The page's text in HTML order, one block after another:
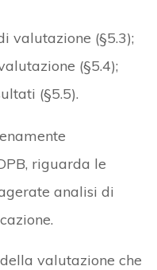
valutazione (§5.3);
(§5.4);
(§5.5).
riguarda le
analisi di
valutazione che